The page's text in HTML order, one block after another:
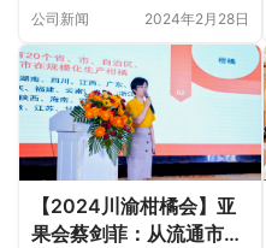
突破！
公司新闻 2024年2月28日
【2024川渝柑橘会】亚
果会蔡剑菲：从流通市场